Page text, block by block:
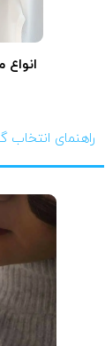
انواع
راهنمای